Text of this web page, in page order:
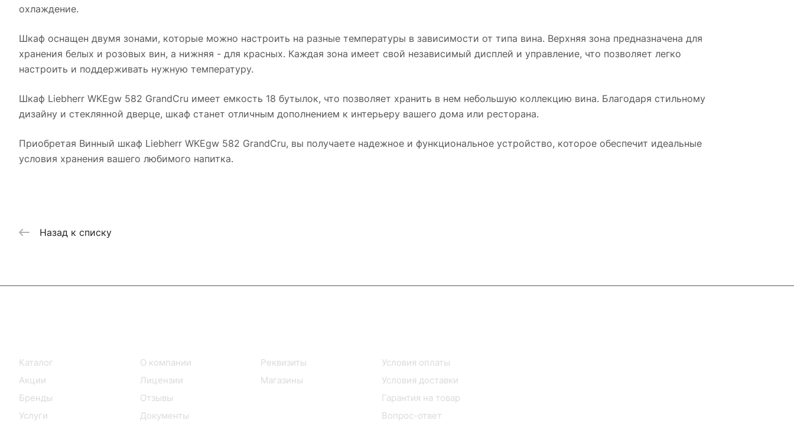
охлаждение.
Шкаф оснащен двумя зонами, которые можно настроить на разные температуры в зависимости от типа вина. Верхняя зона предназначена для
хранения белых и розовых вин, а нижняя - для красных. Каждая зона имеет свой независимый дисплей и управление, что позволяет легко
настроить и поддерживать нужную температуру.
Шкаф Liebherr WKEgw 582 GrandCru имеет емкость 18 бутылок, что позволяет хранить в нем небольшую коллекцию вина. Благодаря стильному
дизайну и стеклянной дверце, шкаф станет отличным дополнением к интерьеру вашего дома или ресторана.
Приобретая Винный шкаф Liebherr WKEgw 582 GrandCru, вы получаете надежное и функциональное устройство, которое обеспечит идеальные
условия хранения вашего любимого напитка.
Назад к списку
Каталог
Акции
Бренды
Услуги
О компании
Лицензии
Отзывы
Документы
Реквизиты
Магазины
Условия оплаты
Условия доставки
Гарантия на товар
Вопрос-ответ